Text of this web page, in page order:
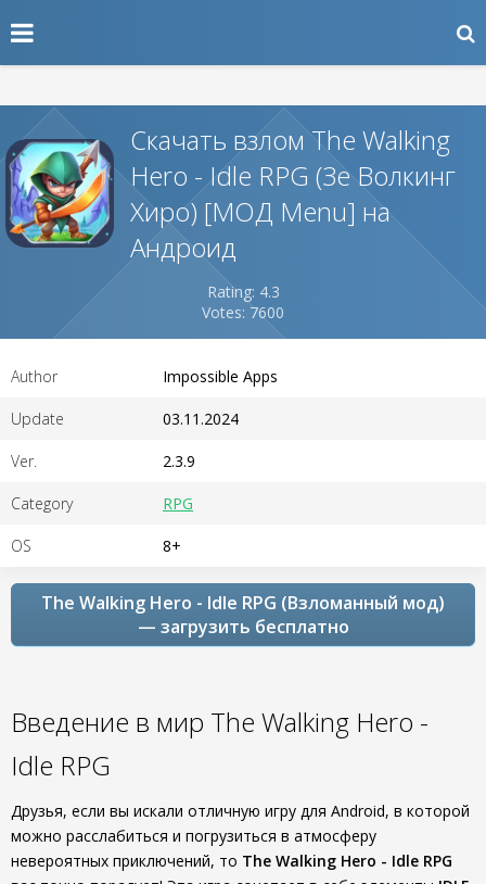
Скачать взлом The Walking
Hero - Idle RPG (Зе Волкинг
Хиро) [МОД Menu] на
Андроид
Rating: 4.3
Votes: 7600
Author Impossible Apps
Update 03.11.2024
Ver. 2.3.9
Category RPG
OS 8+
The Walking Hero - Idle RPG (Взломанный мод)
— загрузить бесплатно
Введение в мир The Walking Hero -
Idle RPG
Друзья, если вы искали отличную игру для Android, в которой
можно расслабиться и погрузиться в атмосферу
невероятных приключений, то The Walking Hero - Idle RPG